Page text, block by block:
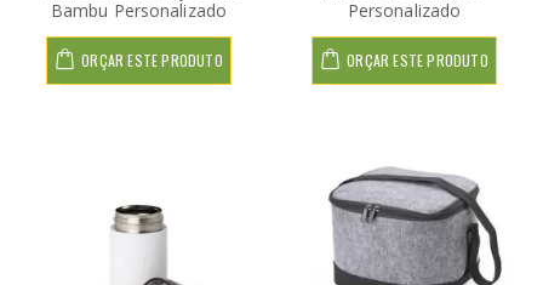
Bambu Personalizado
ORÇAR ESTE PRODUTO
Personalizado
ORÇAR ESTE PRODUTO